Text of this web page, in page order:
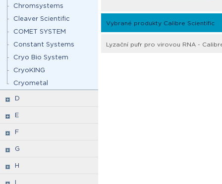
Chromsystems
Cleaver Scientific
COMET SYSTEM
Constant Systems
Cryo Bio System
CryoKING
Cryometal
D
E
F
G
H
I
Vybrané produkty Calibre Scientific
Lyzační pufr pro virovou RNA -